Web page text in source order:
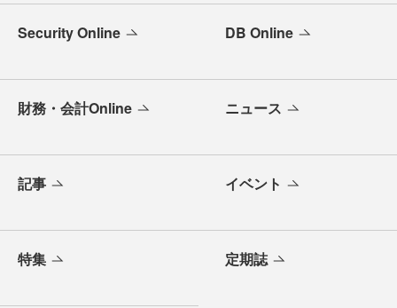
Security Online DB Online
財務・会計Online ニュース
記事 イベント
特集 定期誌